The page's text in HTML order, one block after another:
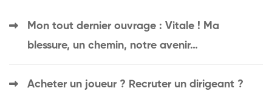
Mon tout dernier ouvrage : Vitale ! Ma
blessure, un chemin, notre avenir…
Acheter un joueur ? Recruter un dirigeant ?